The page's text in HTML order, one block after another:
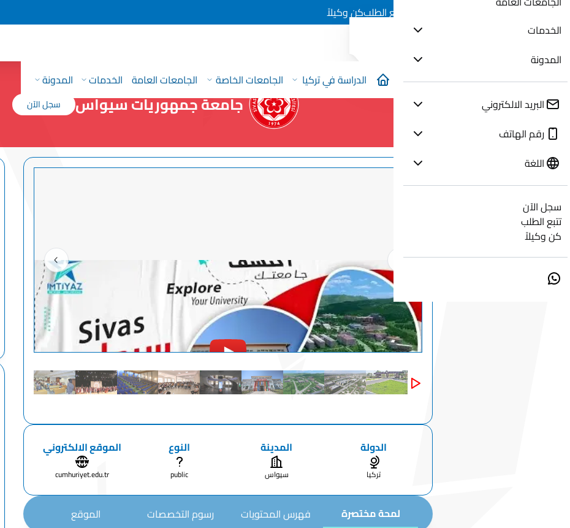
تتبع الطلبكن وكيلاً
الدراسة في تركيا الجامعات الخاصة الجامعات العامة الخدمات المدونة
الخدمات
المدونة
البريد الالكتروني
رقم الهاتف
اللغة
سجل الآن
تتبع الطلب
كن وكيلاً
جامعة جمهوريات سيواس سجل الآن
الدولة
تركيا
المدينة
سيواس
النوع
public
الموقع الالكتروني
cumhuriyet.edu.tr
لمحة مختصرة فهرس المحتويات رسوم التخصصات الموقع